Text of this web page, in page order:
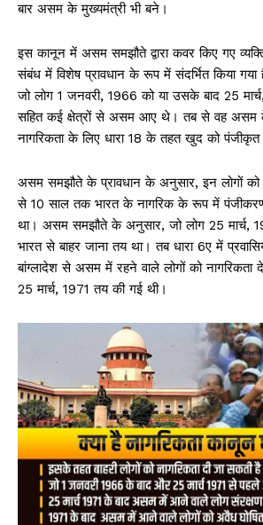
बार असम के मुख्यमंत्री भी बने।
इस कानून में असम समझौते द्वारा कवर किए गए
संबंध में विशेष प्रावधान के रूप में संदर्भित किया
जो लोग 1 जनवरी, 1966 को या उसके बाद 25
सहित कई क्षेत्रों से असम आए थे। तब से वह असम
नागरिकता के लिए धारा 18 के तहत खुद को पंजीकृत
असम समझौते के प्रावधान के अनुसार, इन लोगों
से 10 साल तक भारत के नागरिक के रूप में
था। असम समझौते के अनुसार, जो लोग 25 मार्च,
भारत से बाहर जाना तय था। तब धारा 6ए में
बांग्लादेश से असम में रहने वाले लोगों को
25 मार्च, 1971 तय की गई थी।